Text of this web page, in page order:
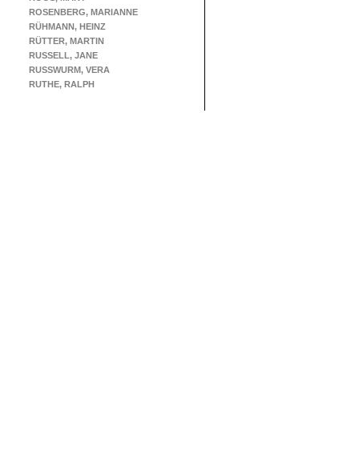
ROSENBERG, MARIANNE
RÜHMANN, HEINZ
RÜTTER, MARTIN
RUSSELL, JANE
RUSSWURM, VERA
RUTHE, RALPH